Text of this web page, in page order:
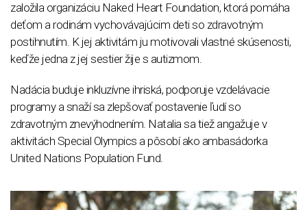
založila organizáciu Naked Heart Foundation, ktorá pomáha
deťom a rodinám vychovávajúcim deti so zdravotným
postihnutím. K jej aktivitám ju motivovali vlastné skúsenosti,
keďže jedna z jej sestier žije s autizmom.
Nadácia buduje inkluzívne ihriská, podporuje vzdelávacie
programy a snaží sa zlepšovať postavenie ľudí so
zdravotným znevýhodnením. Natalia sa tiež angažuje v
aktivitách Special Olympics a pôsobí ako ambasádorka
United Nations Population Fund.